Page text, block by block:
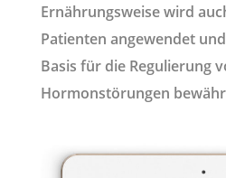
Ernährungsweise wird
Patienten angewendet
Basis für die Regulierung
Hormonstörungen